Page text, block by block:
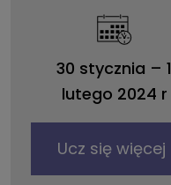
30 stycznia – 1
lutego 2024 r
Ucz się więcej